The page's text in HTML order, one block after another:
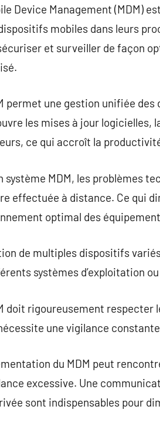
Device Management (MDM)
mobiles dans leurs
et surveiller de façon
permet une gestion unifiée
les mises à jour logicielles,
ce qui accroît la
système MDM, les problèmes
effectuée à distance. Ce qui
optimal des
de multiples dispositifs
systèmes d’exploitation
doit rigoureusement
une vigilance
du MDM peut
excessive. Une
sont indispensables pour